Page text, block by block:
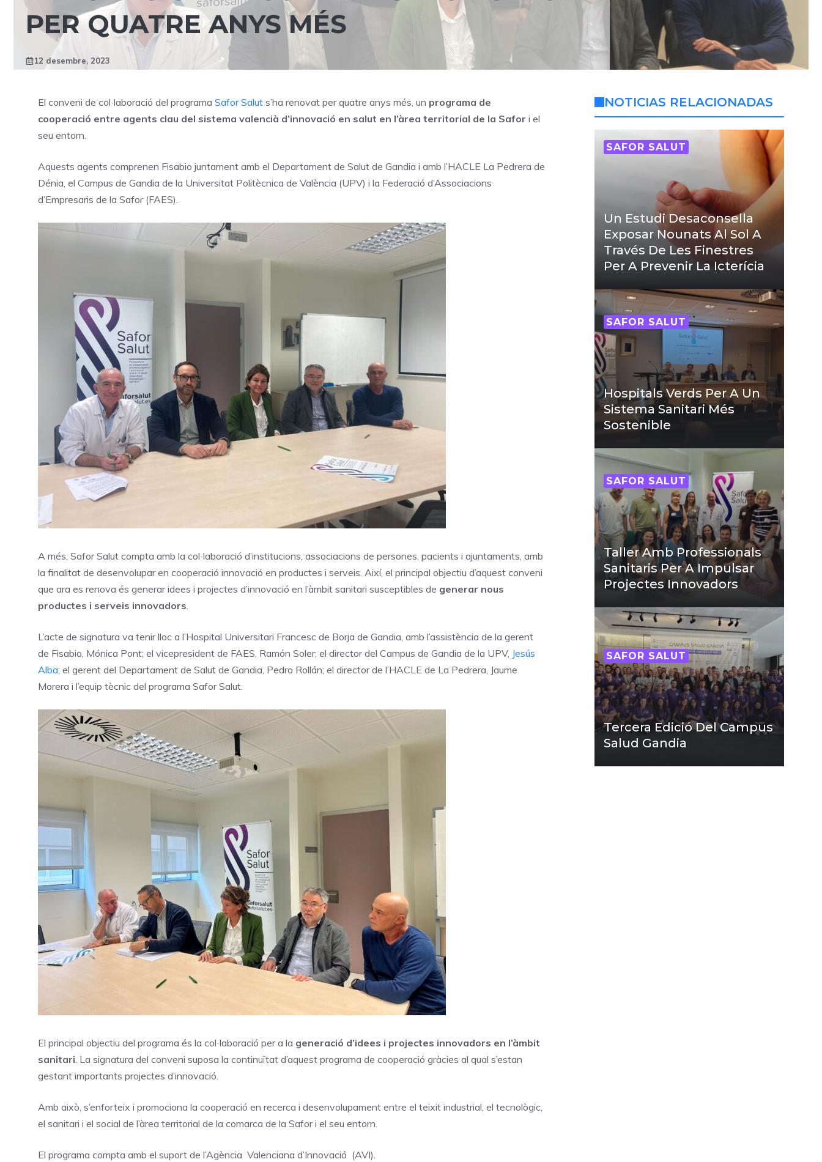
PER QUATRE ANYS MÉS
12 desembre, 2023
El conveni de col·laboració del programa Safor Salut s’ha renovat per quatre anys més, un programa de
cooperació entre agents clau del sistema valencià d’innovació en salut en l’àrea territorial de la Safor i el
seu entorn.
Aquests agents comprenen Fisabio juntament amb el Departament de Salut de Gandia i amb l’HACLE La Pedrera de
Dénia, el Campus de Gandia de la Universitat Politècnica de València (UPV) i la Federació d’Associacions
d’Empresaris de la Safor (FAES).
A més, Safor Salut compta amb la col·laboració d’institucions, associacions de persones, pacients i ajuntaments, amb
la finalitat de desenvolupar en cooperació innovació en productes i serveis. Així, el principal objectiu d’aquest conveni
que ara es renova és generar idees i projectes d’innovació en l’àmbit sanitari susceptibles de generar nous
productes i serveis innovadors.
L’acte de signatura va tenir lloc a l’Hospital Universitari Francesc de Borja de Gandia, amb l’assistència de la gerent
de Fisabio, Mónica Pont; el vicepresident de FAES, Ramón Soler; el director del Campus de Gandia de la UPV, Jesús
Alba; el gerent del Departament de Salut de Gandia, Pedro Rollán; el director de l’HACLE de La Pedrera, Jaume
Morera i l’equip tècnic del programa Safor Salut.
El principal objectiu del programa és la col·laboració per a la generació d’idees i projectes innovadors en l’àmbit
sanitari. La signatura del conveni suposa la continuïtat d’aquest programa de cooperació gràcies al qual s’estan
gestant importants projectes d’innovació.
Amb això, s’enforteix i promociona la cooperació en recerca i desenvolupament entre el teixit industrial, el tecnològic,
el sanitari i el social de l’àrea territorial de la comarca de la Safor i el seu entorn.
El programa compta amb el suport de l’Agència Valenciana d’Innovació (AVI).
NOTICIAS RELACIONADAS
SAFOR SALUT
Un Estudi Desaconsella
Exposar Nounats Al Sol A
Través De Les Finestres
Per A Prevenir La Icterícia
SAFOR SALUT
Hospitals Verds Per A Un
Sistema Sanitari Més
Sostenible
SAFOR SALUT
Taller Amb Professionals
Sanitaris Per A Impulsar
Projectes Innovadors
SAFOR SALUT
Tercera Edició Del Campus
Salud Gandia